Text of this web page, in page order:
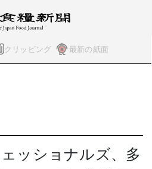
クリッピング 最新の紙面
ッショナルズ、多